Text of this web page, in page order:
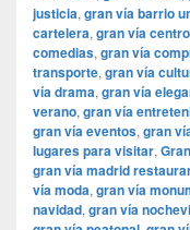
justicia, gran vía barrio
cartelera, gran vía
comedias, gran vía
transporte, gran vía
vía drama, gran vía
verano, gran vía
gran vía eventos, gran
lugares para visitar,
gran vía madrid
vía moda, gran vía
navidad, gran vía